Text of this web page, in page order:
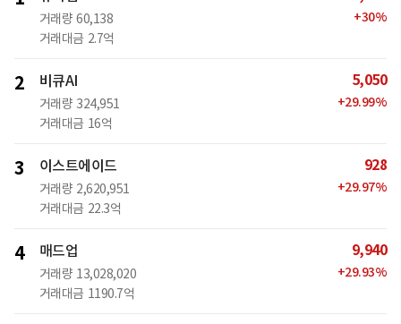
거래량 60,138
거래대금 2.7억
+30%
2 비큐AI
거래량 324,951
거래대금 16억
5,050
+29.99%
3 이스트에이드
거래량 2,620,951
거래대금 22.3억
928
+29.97%
4 매드업
거래량 13,028,020
거래대금 1190.7억
9,940
+29.93%